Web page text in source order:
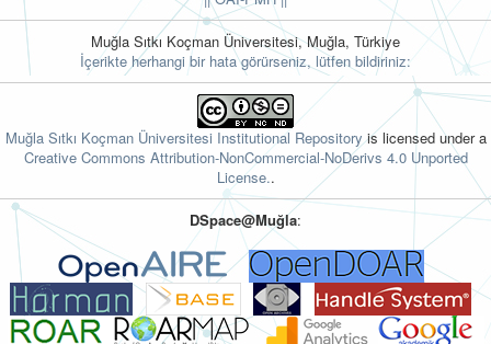
Muğla Sıtkı Koçman Üniversitesi, Muğla, Türkiye
İçerikte herhangi bir hata görürseniz, lütfen bildiriniz:
Muğla Sıtkı Koçman Üniversitesi Institutional Repositoryis licensed under a
Creative Commons Attribution-NonCommercial-NoDerivs 4.0 Unported
License..
DSpace@Muğla: